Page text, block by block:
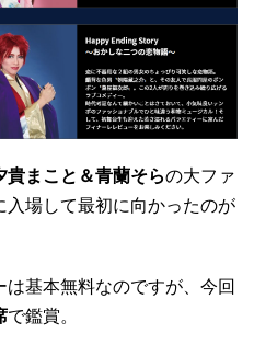
貴まこと＆青蘭そらの大ファ
入場して最初に向かったのが
基本無料なのですが、今回
で鑑賞。